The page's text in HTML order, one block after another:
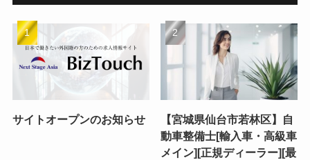
サイトオープンのお知らせ
【宮城県仙台市若林区】自
動車整備士[輸入車・高級車
メイン][正規ディーラー][最